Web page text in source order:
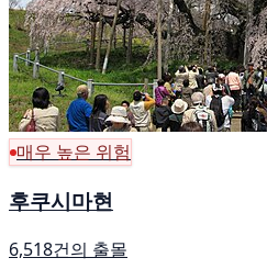
매우 높은 위험
후쿠시마현
6,518건의 출몰